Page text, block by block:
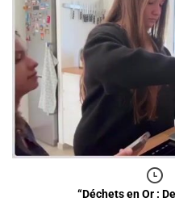
“Déchets en Or :